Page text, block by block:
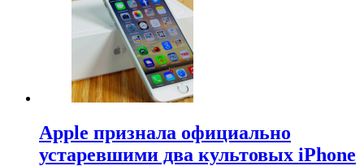
Apple признала официально
устаревшими два культовых iPhone